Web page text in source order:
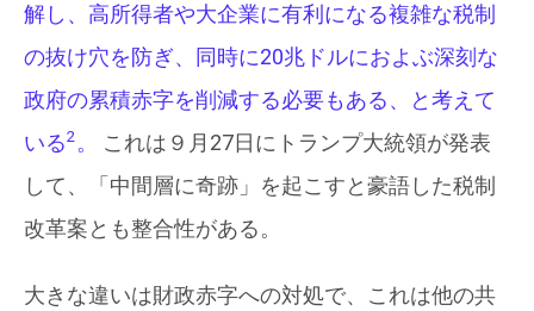
解し、高所得者や大企業に有利になる複雑な税制
の抜け穴を防ぎ、同時に20兆ドルにおよぶ深刻な
政府の累積赤字を削減する必要もある、と考えて
いる2。
これは９月27日にトランプ大統領が発表
して、「中間層に奇跡」を起こすと豪語した税制
改革案とも整合性がある。
大きな違いは財政赤字への対処で、これは他の共